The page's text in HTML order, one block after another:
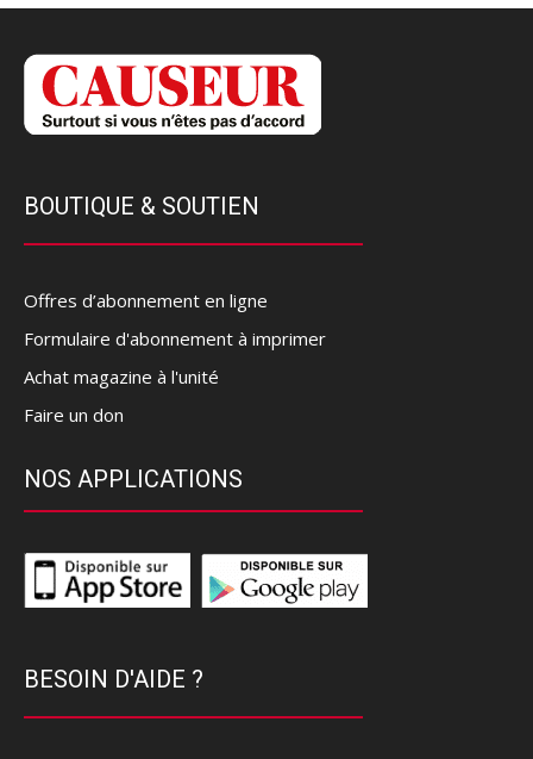
BOUTIQUE & SOUTIEN
Offres d’abonnement en ligne
Formulaire d'abonnement à imprimer
Achat magazine à l'unité
Faire un don
NOS APPLICATIONS
BESOIN D'AIDE ?